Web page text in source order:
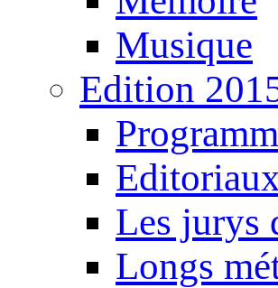
Musique
Edition
Editoriaux
Les jurys
Longs